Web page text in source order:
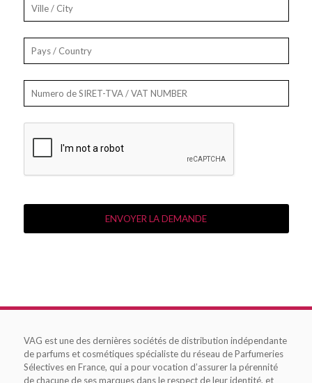
VAG est une des dernières sociétés de distribution indépendante
de parfums et cosmétiques spécialiste du réseau de Parfumeries
Sélectives en France, qui a pour vocation d’assurer la pérennité
de chacune de ses marques dans le respect de leur identité, et